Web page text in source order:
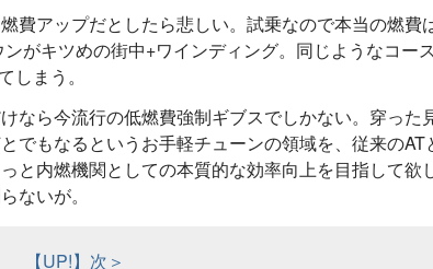
費アップだとしたら悲しい。試乗なので本当の燃費
がキツめの街中+ワインディング。同じようなコー
まう。
なら今流行の低燃費強制ギブスでしかない。穿った
でもなるというお手軽チューンの領域を、従来のAT
と内燃機関としての本質的な効率向上を目指して欲
ないが。
【UP!】次＞